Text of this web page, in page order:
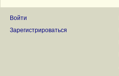
Войти
Зарегистрироваться